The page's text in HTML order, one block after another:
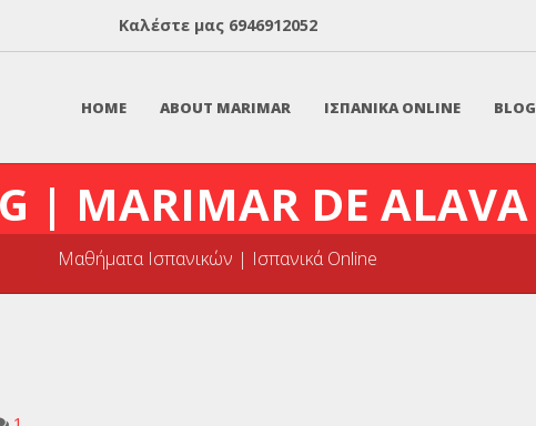
Καλέστε μας 6946912052
HOME ABOUT MARIMAR ΙΣΠΑΝΙΚΑ ONLINE BLOG
| MARIMAR DE ALAVA
Μαθήματα Ισπανικών | Ισπανικά Online